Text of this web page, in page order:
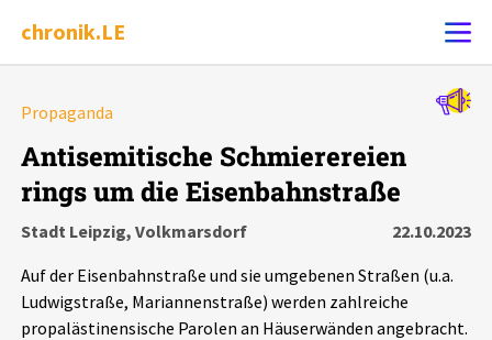
chronik.LE
Chronik
Leipziger Zustände
Propaganda
Antisemitische Schmierereien
rings um die Eisenbahnstraße
Stadt Leipzig, Volkmarsdorf
22.10.2023
Auf der Eisenbahnstraße und sie umgebenen Straßen (u.a.
Ludwigstraße, Mariannenstraße) werden zahlreiche
propalästinensische Parolen an Häuserwänden angebracht.
Alle Ereignisse
Ereignisse
Ereignisse Statistik